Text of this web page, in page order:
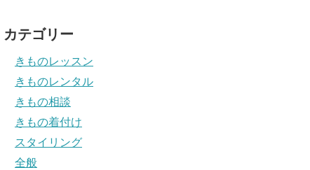
カテゴリー
きものレッスン
きものレンタル
きもの相談
きもの着付け
スタイリング
全般